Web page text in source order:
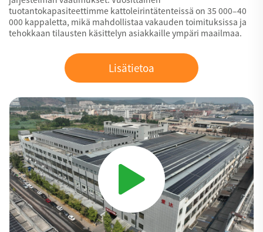
tuotantokapasiteettimme kattoleirintätenteissä on 35 000–40
000 kappaletta, mikä mahdollistaa vakauden toimituksissa ja
tehokkaan tilausten käsittelyn asiakkaille ympäri maailmaa.
Lisätietoa